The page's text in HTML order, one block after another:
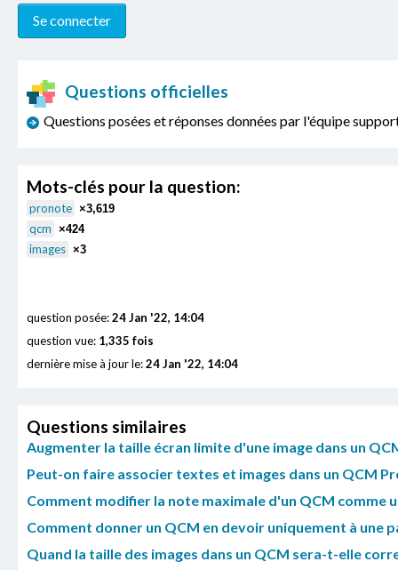
Questions officielles
Questions posées et réponses données par l'équipe
Mots-clés pour la question:
pronote ×3,619
qcm ×424
images ×3
question posée:24 Jan '22, 14:04
question vue: 1,335 fois
dernière mise à jour le:24 Jan '22, 14:04
Questions similaires
Augmenter la taille écran limite d'une image dans un
Peut-on faire associer textes et images dans un QCM
Comment modifier la note maximale d'un QCM comme
Comment donner un QCM en devoir uniquement à une
Quand la taille des images dans un QCM sera-t-elle